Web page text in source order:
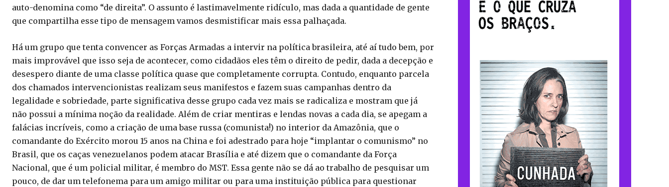
auto-denomina como “de direita”. O assunto é lastimavelmente ridículo, mas dada a quantidade de gente
que compartilha esse tipo de mensagem vamos desmistificar mais essa palhaçada.
Há um grupo que tenta convencer as Forças Armadas a intervir na política brasileira, até aí tudo bem, por
mais improvável que isso seja de acontecer, como cidadãos eles têm o direito de pedir, dada a decepção e
desespero diante de uma classe política quase que completamente corrupta. Contudo, enquanto parcela
dos chamados intervencionistas realizam seus manifestos e fazem suas campanhas dentro da
legalidade e sobriedade, parte significativa desse grupo cada vez mais se radicaliza e mostram que já
não possui a mínima noção da realidade. Além de criar mentiras e lendas novas a cada dia, se apegam a
falácias incríveis, como a criação de uma base russa (comunista!) no interior da Amazônia, que o
comandante do Exército morou 15 anos na China e foi adestrado para hoje “implantar o comunismo” no
Brasil, que os caças venezuelanos podem atacar Brasília e até dizem que o comandante da Força
Nacional, que é um policial militar, é membro do MST. Essa gente não se dá ao trabalho de pesquisar um
pouco, de dar um telefonema para um amigo militar ou para uma instituição pública para questionar